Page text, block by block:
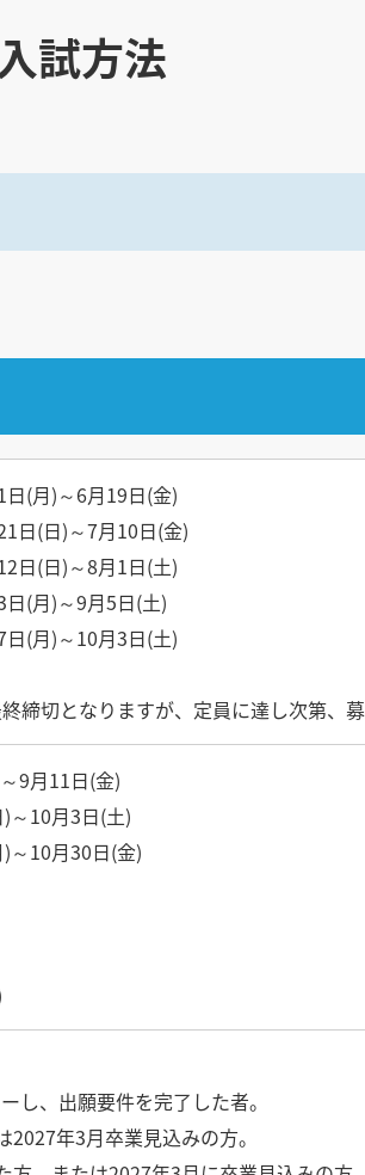
試方法
(月)～6月19日(金)
日(日)～7月10日(金)
日(日)～8月1日(土)
(月)～9月5日(土)
(月)～10月3日(土)
締切となりますが、定員に達し次第、募
9月11日(金)
～10月3日(土)
～10月30日(金)
し、出願要件を完了した者。
年3月卒業見込みの方。